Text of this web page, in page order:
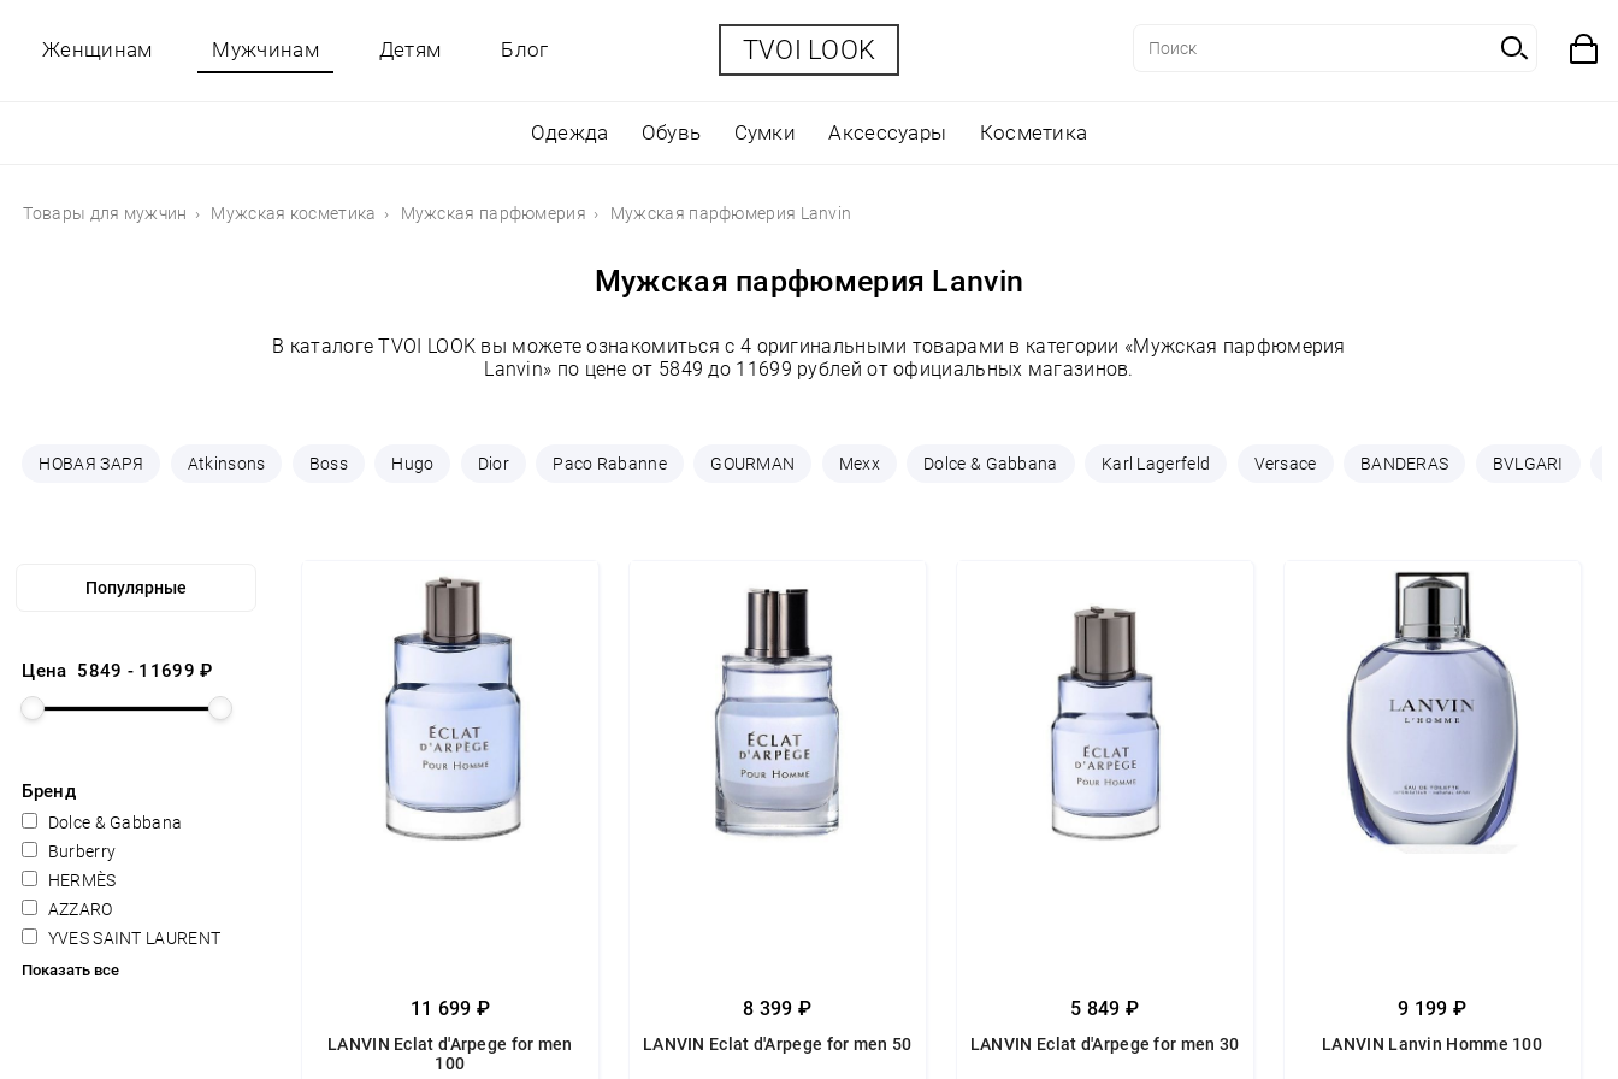
Женщинам Мужчинам
Одежда Обувь Сумки Аксессуары Косметика
Детям Блог TVOI LOOK
Товары для мужчин Мужская косметика Мужская парфюмерия Мужская парфюмерия Lanvin
Мужская парфюмерия Lanvin
В каталоге TVOI LOOK вы можете ознакомиться с 4 оригинальными товарами в категории «Мужская парфюмерия
Lanvin» по цене от 5849 до 11699 рублей от официальных магазинов.
НОВАЯ ЗАРЯ Atkinsons Boss Hugo Dior Paco Rabanne GOURMAN Mexx Dolce & Gabbana Karl Lagerfeld Versace BANDERAS BVLGARI
Цена 5849 - 11699 ₽
Бренд
Dolce & Gabbana
Burberry
HERMÈS
AZZARO
YVES SAINT LAURENT
Показать все
11 699 ₽
LANVIN Eclat d'Arpege for men
100
8 399 ₽
LANVIN Eclat d'Arpege for men 50
5 849 ₽
LANVIN Eclat d'Arpege for men 30
9 199 ₽
LANVIN Lanvin Homme 100